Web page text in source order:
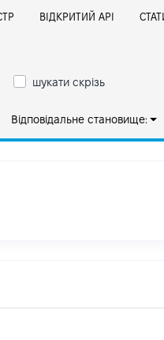
ВІДКРИТИЙ АРІ
шукати скрізь
Відповідальне становище: